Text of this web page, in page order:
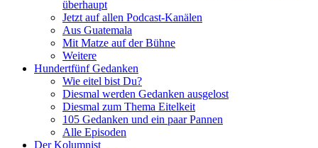
überhaupt
Jetzt auf allen Podcast-Kanälen
Aus Guatemala
Mit Matze auf der Bühne
Weitere
Hundertfünf Gedanken
Wie eitel bist Du?
Diesmal werden Gedanken ausgelost
Diesmal zum Thema Eitelkeit
105 Gedanken und ein paar Pannen
Alle Episoden
Der Kolumnist